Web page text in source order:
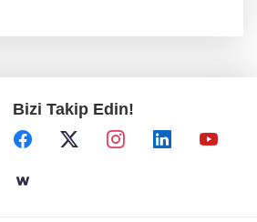
altındaki çocuklar sporla buluşuyor
Bizi Takip Edin!